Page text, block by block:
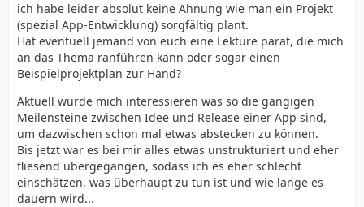
ich habe leider absolut keine Ahnung wie man ein Projekt
(spezial App-Entwicklung) sorgfältig plant.
Hat eventuell jemand von euch eine Lektüre parat, die mich
an das Thema ranführen kann oder sogar einen
Beispielprojektplan zur Hand?
Aktuell würde mich interessieren was so die gängigen
Meilensteine zwischen Idee und Release einer App sind,
um dazwischen schon mal etwas abstecken zu können.
Bis jetzt war es bei mir alles etwas unstrukturiert und eher
fliesend übergegangen, sodass ich es eher schlecht
einschätzen, was überhaupt zu tun ist und wie lange es
dauern wird...